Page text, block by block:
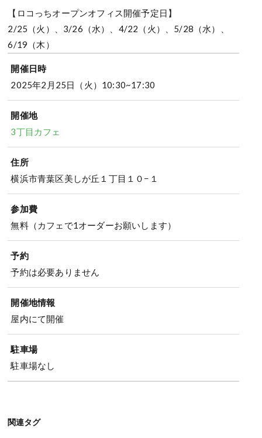
【ロコっちオープンオフィス開催予定日】
2/25（火）、3/26（水）、4/22（火）、5/28（水）、
6/19（木）
開催日時
2025年2月25日（火）10:30~17:30
開催地
3丁目カフェ
住所
横浜市青葉区美しが丘１丁目１０−１
参加費
無料（カフェで1オーダーお願いします）
予約
予約は必要ありません
開催地情報
屋内にて開催
駐車場
駐車場なし
関連タグ